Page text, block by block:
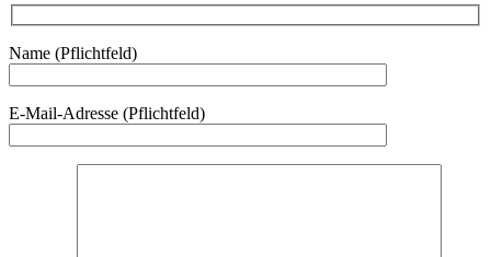
Name (Pflichtfeld)
Bitte lasse dieses Feld leer.
E-Mail-Adresse (Pflichtfeld)